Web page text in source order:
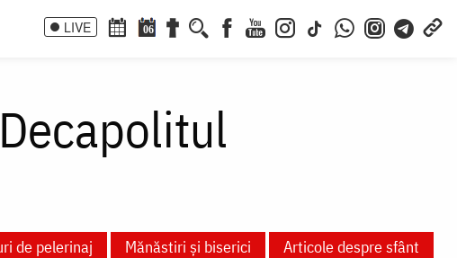
LIVE 06
de pelerinaj Mănăstiri și biserici
Articole despre sfânt